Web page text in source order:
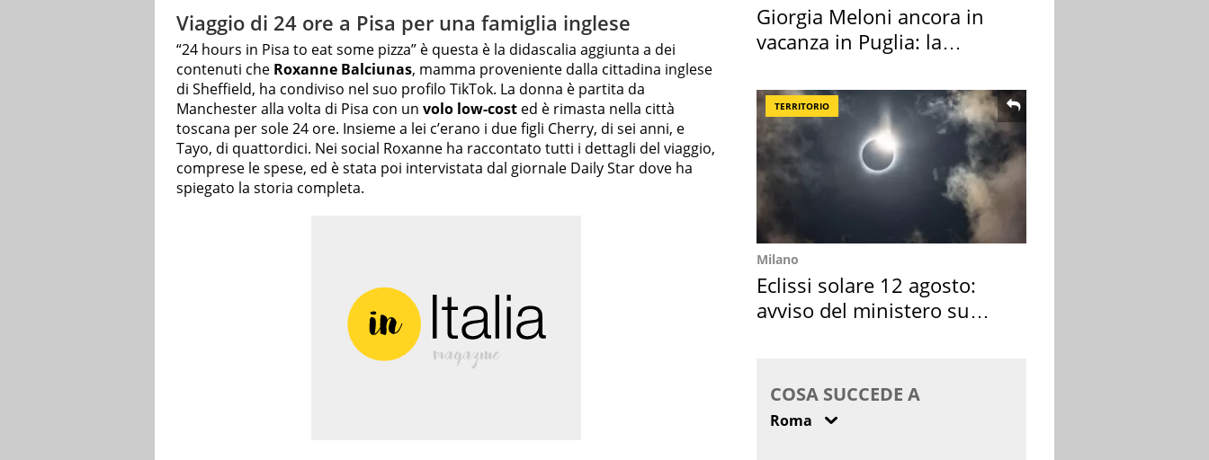
Viaggio di 24 ore a Pisa per una famiglia inglese
“24 hours in Pisa to eat some pizza” è questa è la didascalia aggiunta a dei
contenuti che Roxanne Balciunas, mamma proveniente dalla cittadina inglese
di Sheffield, ha condiviso nel suo profilo TikTok. La donna è partita da
Manchester alla volta di Pisa con un volo low-cost ed è rimasta nella città
toscana per sole 24 ore. Insieme a lei c’erano i due figli Cherry, di sei anni, e
Tayo, di quattordici. Nei social Roxanne ha raccontato tutti i dettagli del viaggio,
comprese le spese, ed è stata poi intervistata dal giornale Daily Star dove ha
spiegato la storia completa.
Giorgia Meloni ancora in
vacanza in Puglia: la
TERRITORIO
Milano
Eclissi solare 12 agosto:
avviso del ministero su